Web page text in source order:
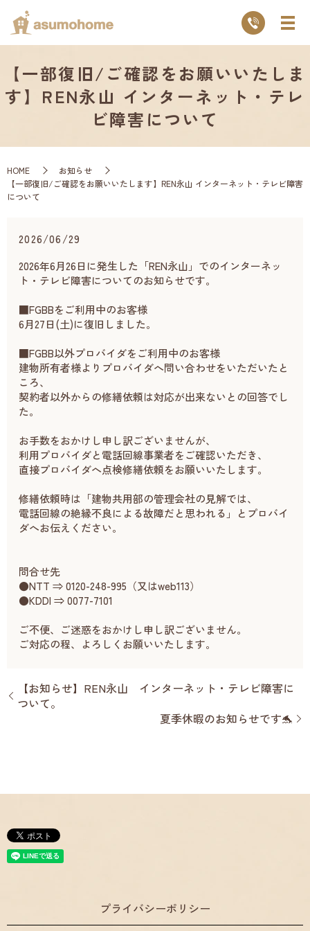
【一部復旧/ご確認をお願いいたしま
す】REN永山 インターネット・テレ
ビ障害について
HOME
お知らせ
【一部復旧/ご確認をお願いいたします】REN永山 インターネット・テレビ障害
について
2026/06/29
2026年6月26日に発生した「REN永山」でのインターネッ
ト・テレビ障害についてのお知らせです。
■FGBBをご利用中のお客様
6月27日(土)に復旧しました。
■FGBB以外プロバイダをご利用中のお客様
建物所有者様よりプロバイダへ問い合わせをいただいたと
ころ、
契約者以外からの修繕依頼は対応が出来ないとの回答でし
た。
お手数をおかけし申し訳ございませんが、
利用プロバイダと電話回線事業者をご確認いただき、
直接プロバイダへ点検修繕依頼をお願いいたします。
修繕依頼時は「建物共用部の管理会社の見解では、
電話回線の絶縁不良による故障だと思われる」とプロバイ
ダへお伝えください。
問合せ先
●NTT ⇒ 0120-248-995（又はweb113）
●KDDI ⇒ 0077-7101
ご不便、ご迷惑をおかけし申し訳ございません。
ご対応の程、よろしくお願いいたします。
【お知らせ】REN永山 インターネット・テレビ障害に
ついて。
夏季休暇のお知らせです🐬
プライバシーポリシー